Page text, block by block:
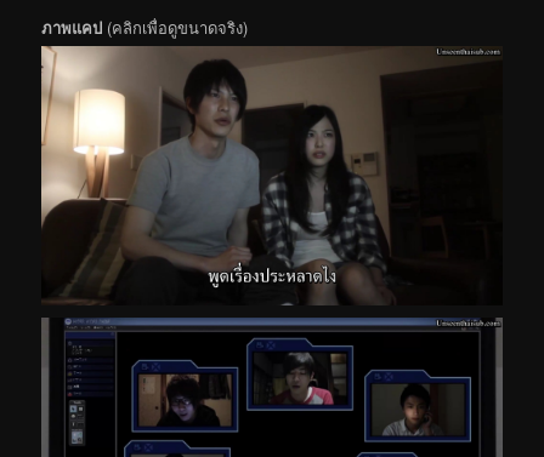
ภาพแคป (คลิกเพื่อดูขนาดจริง)